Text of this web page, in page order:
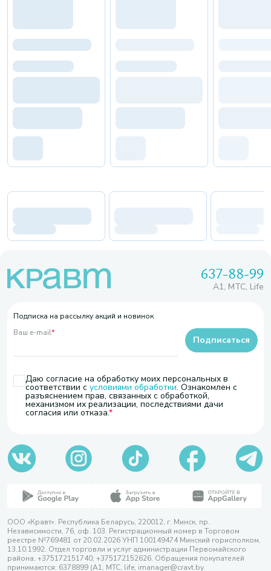
637-88-99
A1, МТС, Life
Подписка на рассылку акций и новинок
Ваш e-mail*
Даю согласие на обработку моих персональных в
соответствии с условиями обработки. Ознакомлен с
разъяснением прав, связанных с обработкой,
механизмом их реализации, последствиями дачи
согласия или отказа.
Подписаться
ООО «Кравт». Республика Беларусь, 220012, г. Минск, пр.
Независимости, 76, оф. 103. Регистрационный номер в Торговом
реестре №769481 от 20.02.2026 УНП 100149474 Минский горисполком,
13.10.1992. Отдел торговли и услуг администрации Первомайского
района, +375172151740; +375172152626. Обращения покупателей
принимаются: 6378899 (А1, МТС, life, imanager@cravt.by.